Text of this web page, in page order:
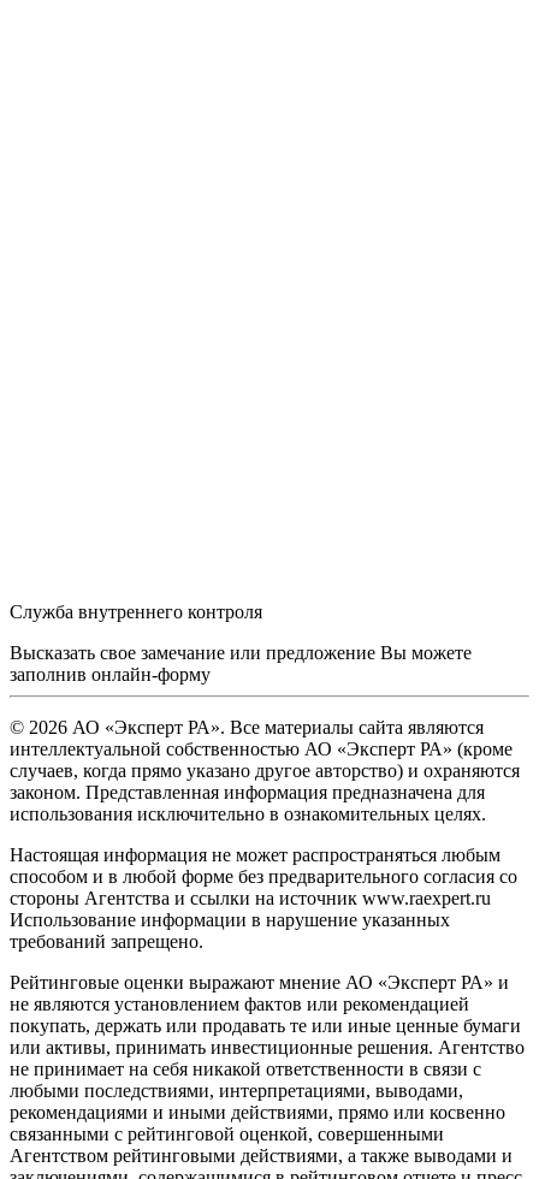
Служба внутреннего контроля
Высказать свое замечание или предложение Вы можете
заполнив онлайн-форму
© 2026 АО «Эксперт РА». Все материалы сайта являются
интеллектуальной собственностью АО «Эксперт РА» (кроме
случаев, когда прямо указано другое авторство) и охраняются
законом. Представленная информация предназначена для
использования исключительно в ознакомительных целях.
Настоящая информация не может распространяться любым
способом и в любой форме без предварительного согласия со
стороны Агентства и ссылки на источник www.raexpert.ru
Использование информации в нарушение указанных
требований запрещено.
Рейтинговые оценки выражают мнение АО «Эксперт РА» и
не являются установлением фактов или рекомендацией
покупать, держать или продавать те или иные ценные бумаги
или активы, принимать инвестиционные решения. Агентство
не принимает на себя никакой ответственности в связи с
любыми последствиями, интерпретациями, выводами,
рекомендациями и иными действиями, прямо или косвенно
связанными с рейтинговой оценкой, совершенными
Агентством рейтинговыми действиями, а также выводами и